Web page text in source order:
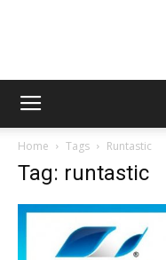
Home Tags Runtastic
Tag: runtastic